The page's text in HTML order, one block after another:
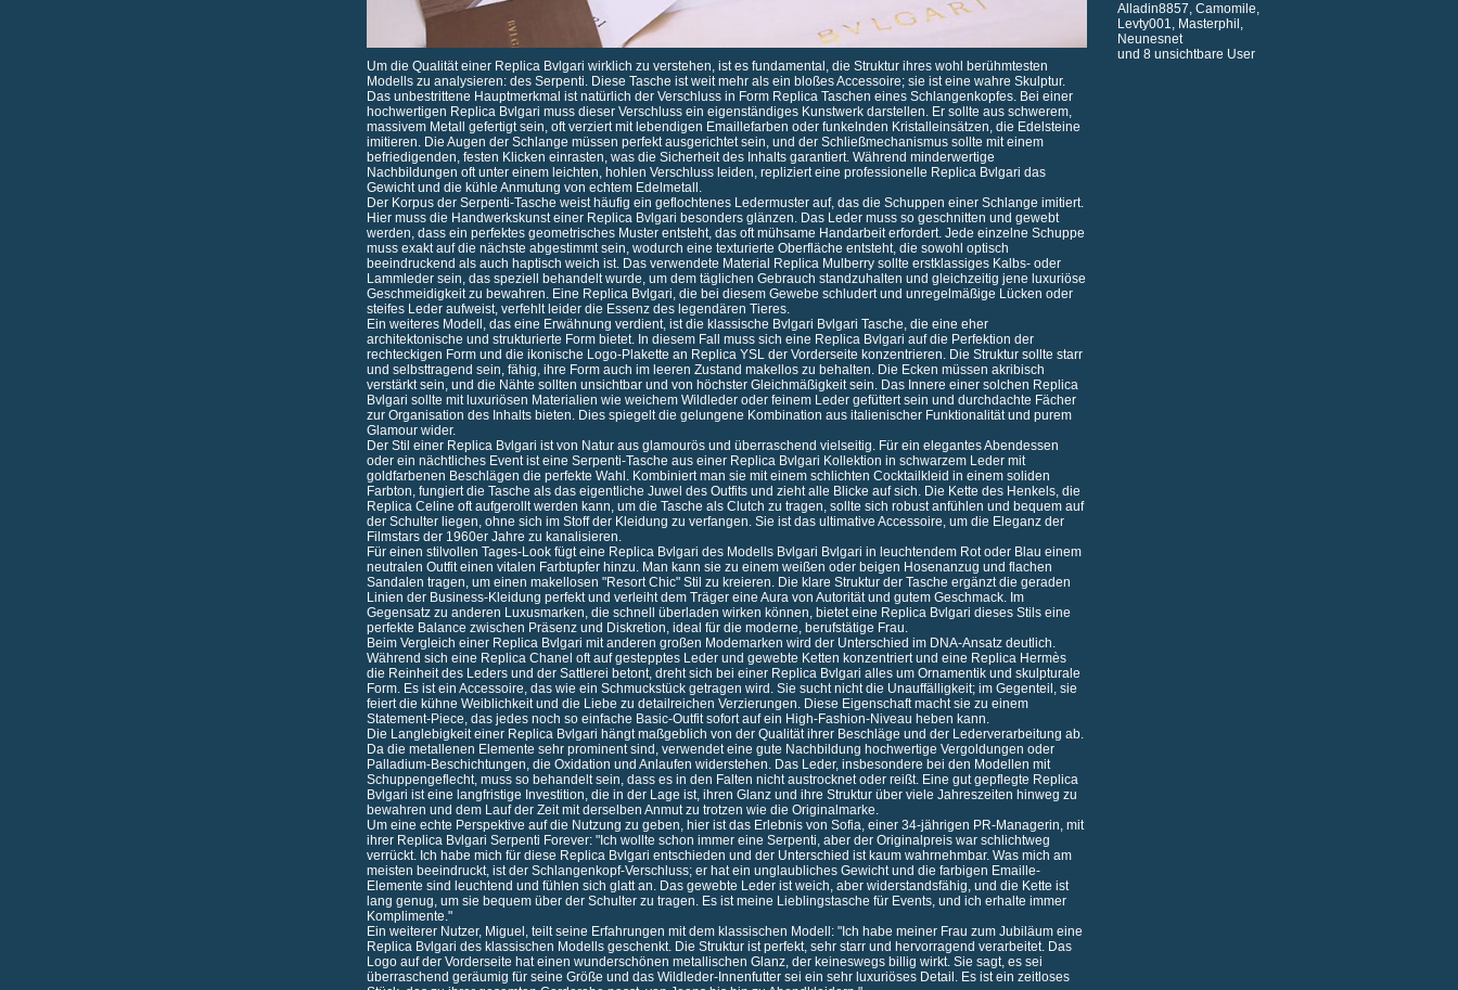
Um die Qualität einer Replica Bvlgari wirklich zu verstehen, ist es fundamental, die Struktur ihres wohl berühmtesten
Modells zu analysieren: des Serpenti. Diese Tasche ist weit mehr als ein bloßes Accessoire; sie ist eine wahre Skulptur.
Das unbestrittene Hauptmerkmal ist natürlich der Verschluss in Form Replica Taschen eines Schlangenkopfes. Bei einer
hochwertigen Replica Bvlgari muss dieser Verschluss ein eigenständiges Kunstwerk darstellen. Er sollte aus schwerem,
massivem Metall gefertigt sein, oft verziert mit lebendigen Emaillefarben oder funkelnden Kristalleinsätzen, die Edelsteine
imitieren. Die Augen der Schlange müssen perfekt ausgerichtet sein, und der Schließmechanismus sollte mit einem
befriedigenden, festen Klicken einrasten, was die Sicherheit des Inhalts garantiert. Während minderwertige
Nachbildungen oft unter einem leichten, hohlen Verschluss leiden, repliziert eine professionelle Replica Bvlgari das
Gewicht und die kühle Anmutung von echtem Edelmetall.
Der Korpus der Serpenti-Tasche weist häufig ein geflochtenes Ledermuster auf, das die Schuppen einer Schlange imitiert.
Hier muss die Handwerkskunst einer Replica Bvlgari besonders glänzen. Das Leder muss so geschnitten und gewebt
werden, dass ein perfektes geometrisches Muster entsteht, das oft mühsame Handarbeit erfordert. Jede einzelne Schuppe
muss exakt auf die nächste abgestimmt sein, wodurch eine texturierte Oberfläche entsteht, die sowohl optisch
beeindruckend als auch haptisch weich ist. Das verwendete Material Replica Mulberry sollte erstklassiges Kalbs- oder
Lammleder sein, das speziell behandelt wurde, um dem täglichen Gebrauch standzuhalten und gleichzeitig jene luxuriöse
Geschmeidigkeit zu bewahren. Eine Replica Bvlgari, die bei diesem Gewebe schludert und unregelmäßige Lücken oder
steifes Leder aufweist, verfehlt leider die Essenz des legendären Tieres.
Ein weiteres Modell, das eine Erwähnung verdient, ist die klassische Bvlgari Bvlgari Tasche, die eine eher
architektonische und strukturierte Form bietet. In diesem Fall muss sich eine Replica Bvlgari auf die Perfektion der
rechteckigen Form und die ikonische Logo-Plakette an Replica YSL der Vorderseite konzentrieren. Die Struktur sollte starr
und selbsttragend sein, fähig, ihre Form auch im leeren Zustand makellos zu behalten. Die Ecken müssen akribisch
verstärkt sein, und die Nähte sollten unsichtbar und von höchster Gleichmäßigkeit sein. Das Innere einer solchen Replica
Bvlgari sollte mit luxuriösen Materialien wie weichem Wildleder oder feinem Leder gefüttert sein und durchdachte Fächer
zur Organisation des Inhalts bieten. Dies spiegelt die gelungene Kombination aus italienischer Funktionalität und purem
Glamour wider.
Der Stil einer Replica Bvlgari ist von Natur aus glamourös und überraschend vielseitig. Für ein elegantes Abendessen
oder ein nächtliches Event ist eine Serpenti-Tasche aus einer Replica Bvlgari Kollektion in schwarzem Leder mit
goldfarbenen Beschlägen die perfekte Wahl. Kombiniert man sie mit einem schlichten Cocktailkleid in einem soliden
Farbton, fungiert die Tasche als das eigentliche Juwel des Outfits und zieht alle Blicke auf sich. Die Kette des Henkels, die
Replica Celine oft aufgerollt werden kann, um die Tasche als Clutch zu tragen, sollte sich robust anfühlen und bequem auf
der Schulter liegen, ohne sich im Stoff der Kleidung zu verfangen. Sie ist das ultimative Accessoire, um die Eleganz der
Filmstars der 1960er Jahre zu kanalisieren.
Für einen stilvollen Tages-Look fügt eine Replica Bvlgari des Modells Bvlgari Bvlgari in leuchtendem Rot oder Blau einem
neutralen Outfit einen vitalen Farbtupfer hinzu. Man kann sie zu einem weißen oder beigen Hosenanzug und flachen
Sandalen tragen, um einen makellosen "Resort Chic" Stil zu kreieren. Die klare Struktur der Tasche ergänzt die geraden
Linien der Business-Kleidung perfekt und verleiht dem Träger eine Aura von Autorität und gutem Geschmack. Im
Gegensatz zu anderen Luxusmarken, die schnell überladen wirken können, bietet eine Replica Bvlgari dieses Stils eine
perfekte Balance zwischen Präsenz und Diskretion, ideal für die moderne, berufstätige Frau.
Beim Vergleich einer Replica Bvlgari mit anderen großen Modemarken wird der Unterschied im DNA-Ansatz deutlich.
Während sich eine Replica Chanel oft auf gestepptes Leder und gewebte Ketten konzentriert und eine Replica Hermès
die Reinheit des Leders und der Sattlerei betont, dreht sich bei einer Replica Bvlgari alles um Ornamentik und skulpturale
Form. Es ist ein Accessoire, das wie ein Schmuckstück getragen wird. Sie sucht nicht die Unauffälligkeit; im Gegenteil, sie
feiert die kühne Weiblichkeit und die Liebe zu detailreichen Verzierungen. Diese Eigenschaft macht sie zu einem
Statement-Piece, das jedes noch so einfache Basic-Outfit sofort auf ein High-Fashion-Niveau heben kann.
Die Langlebigkeit einer Replica Bvlgari hängt maßgeblich von der Qualität ihrer Beschläge und der Lederverarbeitung ab.
Da die metallenen Elemente sehr prominent sind, verwendet eine gute Nachbildung hochwertige Vergoldungen oder
Palladium-Beschichtungen, die Oxidation und Anlaufen widerstehen. Das Leder, insbesondere bei den Modellen mit
Schuppengeflecht, muss so behandelt sein, dass es in den Falten nicht austrocknet oder reißt. Eine gut gepflegte Replica
Bvlgari ist eine langfristige Investition, die in der Lage ist, ihren Glanz und ihre Struktur über viele Jahreszeiten hinweg zu
bewahren und dem Lauf der Zeit mit derselben Anmut zu trotzen wie die Originalmarke.
Um eine echte Perspektive auf die Nutzung zu geben, hier ist das Erlebnis von Sofia, einer 34-jährigen PR-Managerin, mit
ihrer Replica Bvlgari Serpenti Forever: "Ich wollte schon immer eine Serpenti, aber der Originalpreis war schlichtweg
verrückt. Ich habe mich für diese Replica Bvlgari entschieden und der Unterschied ist kaum wahrnehmbar. Was mich am
meisten beeindruckt, ist der Schlangenkopf-Verschluss; er hat ein unglaubliches Gewicht und die farbigen Emaille-
Elemente sind leuchtend und fühlen sich glatt an. Das gewebte Leder ist weich, aber widerstandsfähig, und die Kette ist
lang genug, um sie bequem über der Schulter zu tragen. Es ist meine Lieblingstasche für Events, und ich erhalte immer
Komplimente."
Ein weiterer Nutzer, Miguel, teilt seine Erfahrungen mit dem klassischen Modell: "Ich habe meiner Frau zum Jubiläum eine
Replica Bvlgari des klassischen Modells geschenkt. Die Struktur ist perfekt, sehr starr und hervorragend verarbeitet. Das
Logo auf der Vorderseite hat einen wunderschönen metallischen Glanz, der keineswegs billig wirkt. Sie sagt, es sei
überraschend geräumig für seine Größe und das Wildleder-Innenfutter sei ein sehr luxuriöses Detail. Es ist ein zeitloses
Alladin8857, Camomile,
Levty001, Masterphil ,
Neunesnet
und 8 unsichtbare User